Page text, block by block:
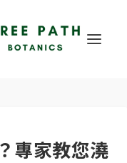
專家教您澆